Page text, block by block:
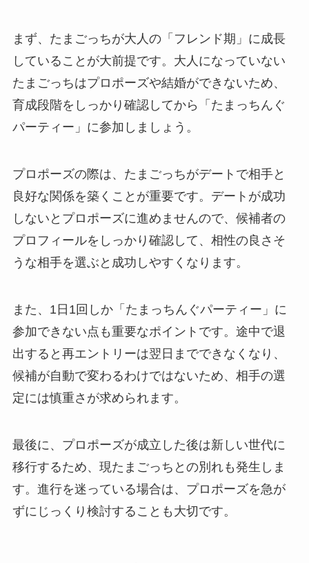
まず、たまごっちが大人の「フレンド期」に成長
していることが大前提です。大人になっていない
たまごっちはプロポーズや結婚ができないため、
育成段階をしっかり確認してから「たまっちんぐ
パーティー」に参加しましょう。
プロポーズの際は、たまごっちがデートで相手と
良好な関係を築くことが重要です。デートが成功
しないとプロポーズに進めませんので、候補者の
プロフィールをしっかり確認して、相性の良さそ
うな相手を選ぶと成功しやすくなります。
また、1日1回しか「たまっちんぐパーティー」に
参加できない点も重要なポイントです。途中で退
出すると再エントリーは翌日までできなくなり、
候補が自動で変わるわけではないため、相手の選
定には慎重さが求められます。
最後に、プロポーズが成立した後は新しい世代に
移行するため、現たまごっちとの別れも発生しま
す。進行を迷っている場合は、プロポーズを急が
ずにじっくり検討することも大切です。